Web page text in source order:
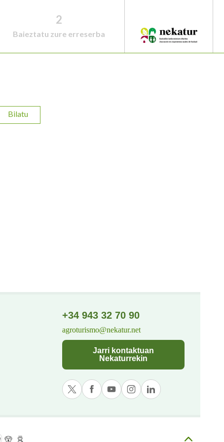
2
Baieztatu zure erreserba
Bilatu
+34 943 32 70 90
agroturismo@nekatur.net
Jarri kontaktuan
Nekaturrekin